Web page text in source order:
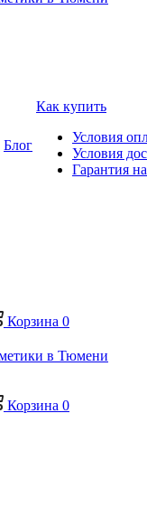
Блог
Как купить
Условия
Условия
Гарантия
Корзина 0
Корзина 0